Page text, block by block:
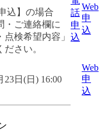
込】の場合
・ご連絡欄に
点検希望内容」
ださい。
話
申
込
Web
申
込
23日(日) 16:00
Web
申
込